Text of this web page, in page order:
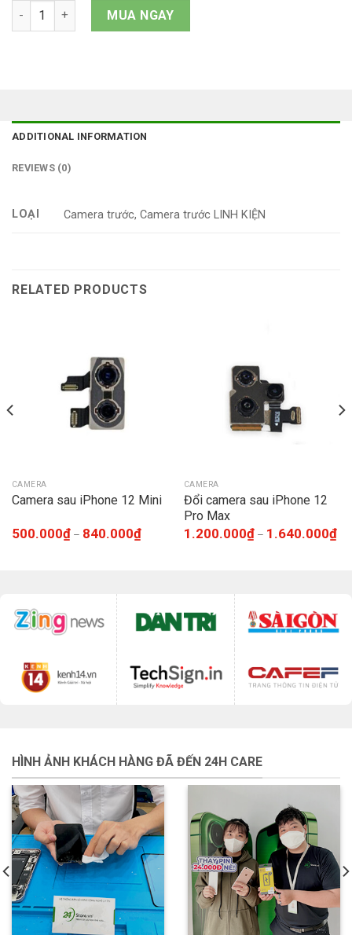
Camera trước iPhone 14 Pro quantity
MUA NGAY
ADDITIONAL INFORMATION
REVIEWS (0)
LOẠI Camera trước, Camera trước LINH KIỆN
RELATED PRODUCTS
CAMERA
Camera sau iPhone 12 Mini
500.000₫– 840.000₫
CAMERA
Đổi camera sau iPhone 12
Pro Max
1.200.000₫– 1.640.000₫
HÌNH ẢNH KHÁCH HÀNG ĐÃ ĐẾN 24H CARE